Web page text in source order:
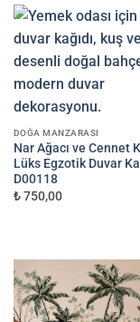
DOĞA MANZARASI
Nar Ağacı ve Cennet
Lüks Egzotik Duvar
D00118
₺ 750,00